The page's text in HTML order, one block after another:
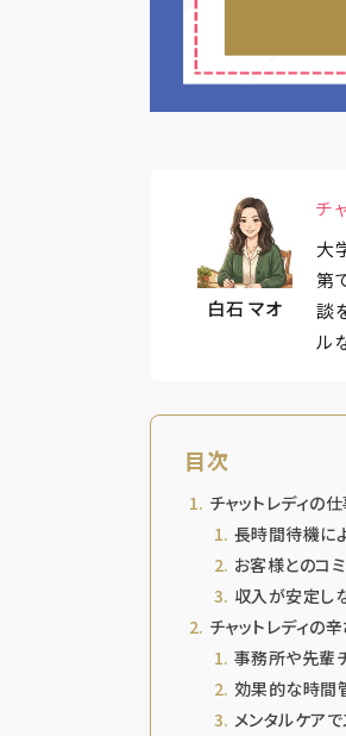
白石 マオ
チ
大
第
談
ル
目次
チャットレディの
長時間待機に
お客様とのコ
収入が安定し
チャットレディの
事務所や先輩
効果的な時間
メンタルケア